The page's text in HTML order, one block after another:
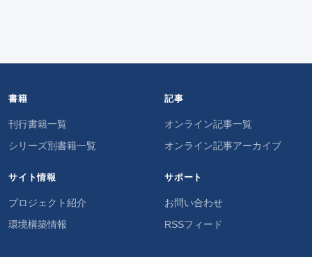
書籍
刊行書籍一覧
シリーズ別書籍一覧
記事
オンライン記事一覧
オンライン記事アーカイブ
サイト情報
プロジェクト紹介
環境構築情報
サポート
お問い合わせ
RSSフィード